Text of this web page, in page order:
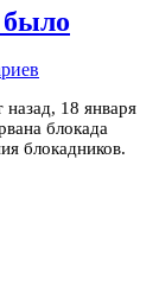
18 января
блокада
блокадников.